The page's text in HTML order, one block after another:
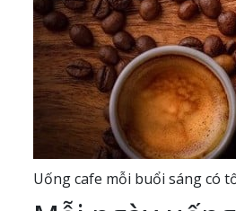
Uống cafe mỗi buổi sáng có